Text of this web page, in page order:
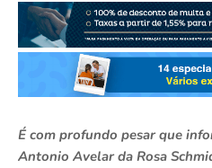
É com profundo pesar que
Antonio Avelar da Rosa